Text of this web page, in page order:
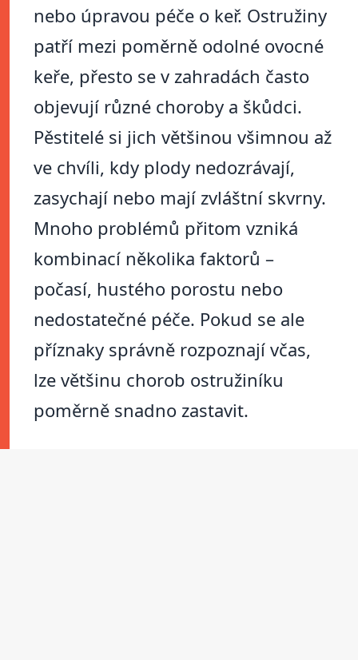
nebo úpravou péče o keř. Ostružiny
patří mezi poměrně odolné ovocné
keře, přesto se v zahradách často
objevují různé choroby a škůdci.
Pěstitelé si jich většinou všimnou až
ve chvíli, kdy plody nedozrávají,
zasychají nebo mají zvláštní skvrny.
Mnoho problémů přitom vzniká
kombinací několika faktorů –
počasí, hustého porostu nebo
nedostatečné péče. Pokud se ale
příznaky správně rozpoznají včas,
lze většinu chorob ostružiníku
poměrně snadno zastavit.